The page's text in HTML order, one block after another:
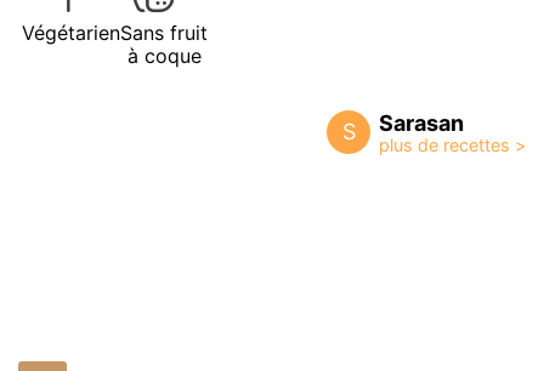
VégétarienSans fruit
à coque
S Sarasan